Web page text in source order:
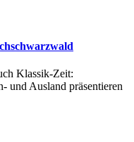
Klassik-Zeit:
und Ausland präsentieren